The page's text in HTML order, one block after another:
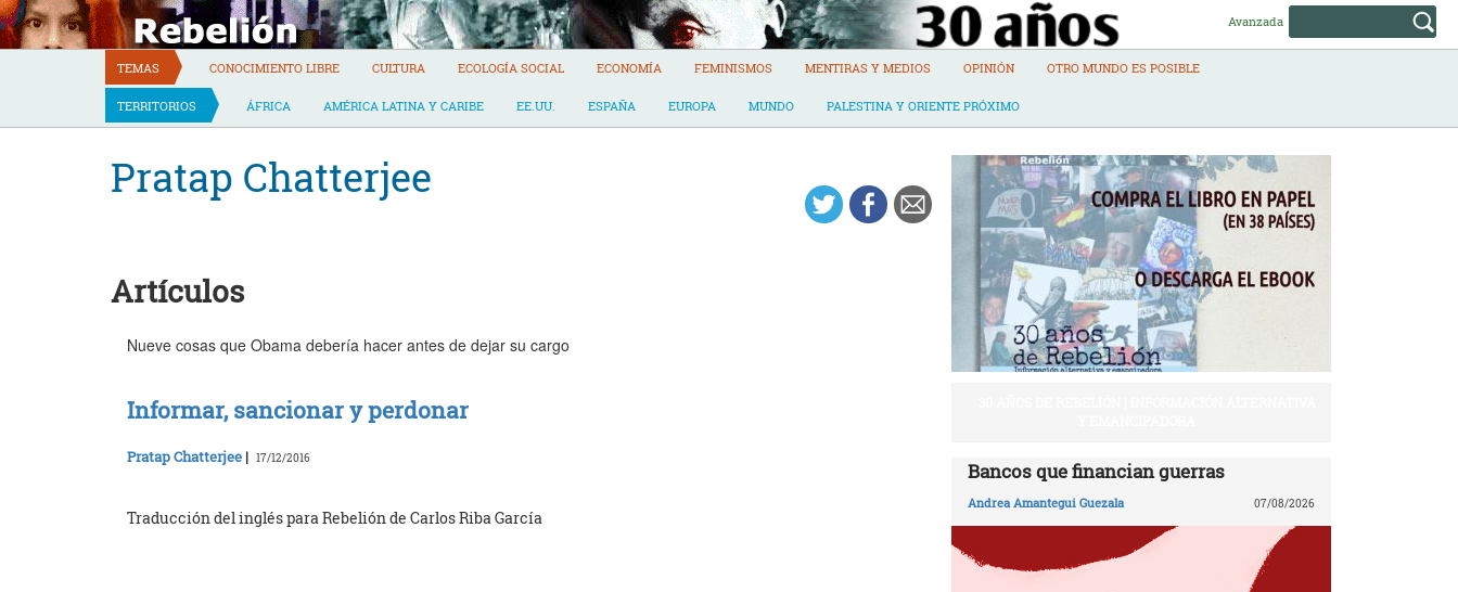
Skip
to
content
Avanzada
TEMAS CONOCIMIENTO LIBRE CULTURA ECOLOGÍA SOCIAL ECONOMÍA FEMINISMOS MENTIRAS Y MEDIOS OPINIÓN OTRO MUNDO ES POSIBLE
TERRITORIOS ÁFRICA AMÉRICA LATINA Y CARIBE EE.UU. ESPAÑA EUROPA MUNDO PALESTINA Y ORIENTE PRÓXIMO
Pratap Chatterjee
Artículos
Nueve cosas que Obama debería hacer antes de dejar su cargo
Informar, sancionar y perdonar
Pratap Chatterjee | 17/12/2016
Traducción del inglés para Rebelión de Carlos Riba García
Bancos que financian guerras
Andrea Amantegui Guezala 07/08/2026